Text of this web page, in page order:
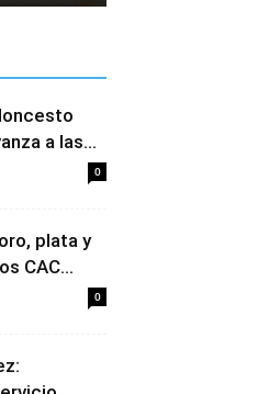
a las...
0
plata y
CAC...
0